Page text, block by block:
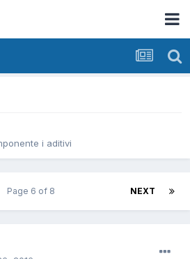
i aditivi
NEXT
Page 6 of 8